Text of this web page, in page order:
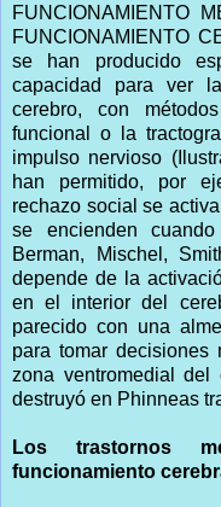
FUNCIONAMIENTO
FUNCIONAMIENTO
se han producido
capacidad para ver
cerebro, con
funcional o la
impulso nervioso
han permitido, por
rechazo social se
se encienden
Berman, Mischel,
depende de la
en el interior del
parecido con una
para tomar decisiones
zona ventromedial
destruyó en Phinneas
Los trastornos
funcionamiento